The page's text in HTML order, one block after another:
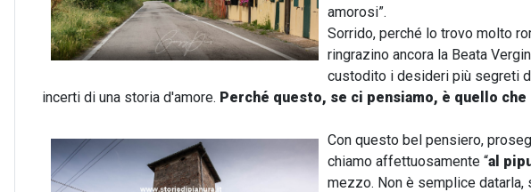
amorosi”.
Sorrido, perché lo trovo molto
ringrazino ancora la Beata
custodito i desideri più segreti
incerti di una storia d'amore. Perché questo, se ci pensiamo, è quello
Con questo bel pensiero,
chiamo affettuosamente “al
mezzo. Non è semplice datarla,